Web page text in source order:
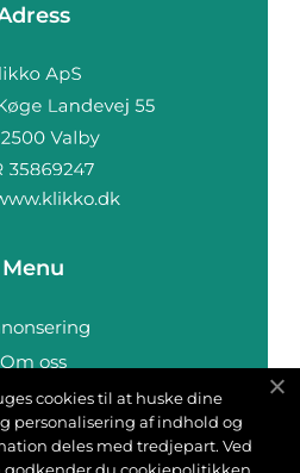
Menu
Om oss
Cookies
oss
cookies til at huske dine
personalisering af indhold og
deles med tredjepart. Ved